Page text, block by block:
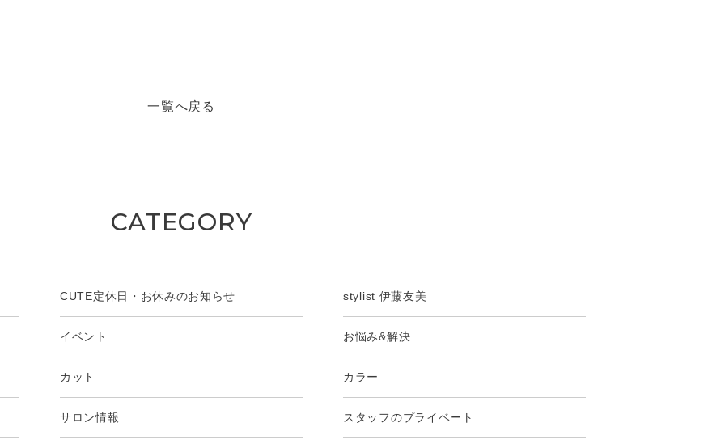
一覧へ戻る
CATEGORY
CUTE定休日・お休みのお知らせ stylist 伊藤友美
イベント お悩み&解決
カット カラー
サロン情報 スタッフのプライベート